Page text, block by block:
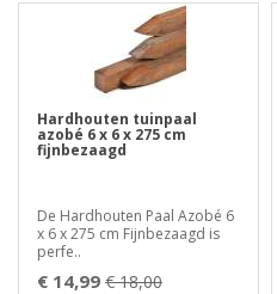
Hardhouten tuinpaal
azobé 6 x 6 x 275 cm
fijnbezaagd
De Hardhouten Paal Azobé 6
x 6 x 275 cm Fijnbezaagd is
perfe..
€ 14,99 € 18,00